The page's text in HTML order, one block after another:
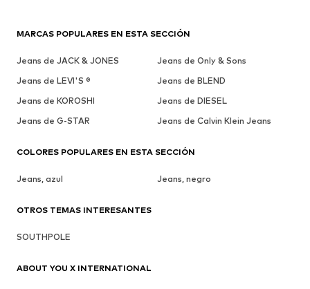
MARCAS POPULARES EN ESTA SECCIÓN
Jeans de JACK & JONES
Jeans de Only & Sons
Jeans de LEVI'S ®
Jeans de BLEND
Jeans de KOROSHI
Jeans de DIESEL
Jeans de G-STAR
Jeans de Calvin Klein Jeans
COLORES POPULARES EN ESTA SECCIÓN
Jeans, azul Jeans, negro
OTROS TEMAS INTERESANTES
SOUTHPOLE
ABOUT YOU X INTERNATIONAL